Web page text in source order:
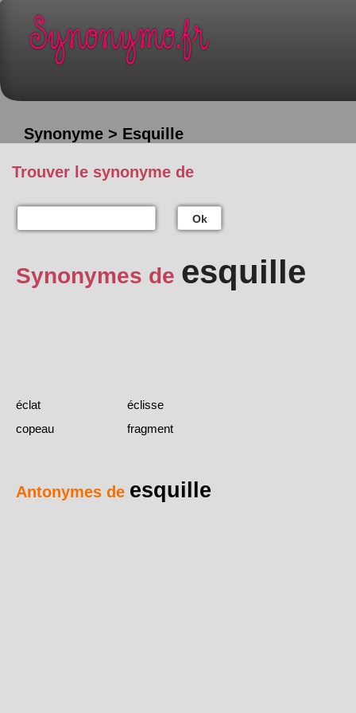
Synonyme > Esquille
Trouver le synonyme de
Ok
Synonymes de esquille
éclat
éclisse
copeau
fragment
Antonymes de esquille